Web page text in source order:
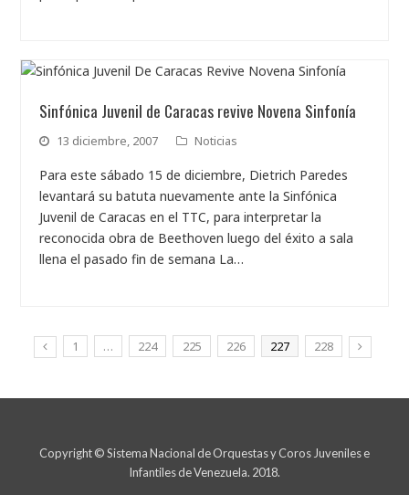
Sinfónica Juvenil de Caracas revive Novena Sinfonía
13 diciembre, 2007 Noticias
Para este sábado 15 de diciembre, Dietrich Paredes
levantará su batuta nuevamente ante la Sinfónica
Juvenil de Caracas en el TTC, para interpretar la
reconocida obra de Beethoven luego del éxito a sala
llena el pasado fin de semana La…
1 … 224 225 226 227 228
Copyright © Sistema Nacional de Orquestas y Coros Juveniles e
Infantiles de Venezuela. 2018.